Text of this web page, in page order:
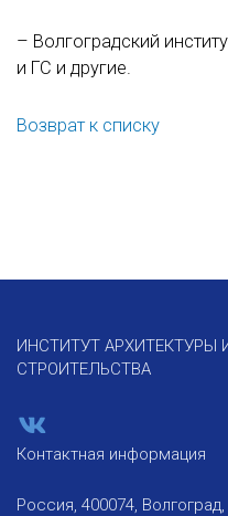
– Волгоградский
и ГС и другие.
Возврат к списку
ИНСТИТУТ АРХИТЕКТУРЫ
СТРОИТЕЛЬСТВА
Контактная информация
Россия, 400074,